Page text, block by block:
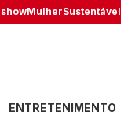
MulherSustentável
ENTRETENIMENTO